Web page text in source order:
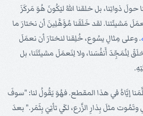
حولَ ذواتِنا، بل خلقنا اللهُ ليَكُونَ هُوَ مَركَزَ
مَشيئَتنا. لقد خَلَقَنا مُؤَهَّلِينَ أن نختارَ ما
. وعلى مِثالِ يسُوع، خُلِقنا لنختارَ أن نعمَلَ
لِنُمَجِّدَ أَنفُسَنا، ولا لِنَعمَلَ مشيئَتَنا، بل
إيَّاهُ في هذا المقطع. فهُوَ يَقُولُ لنا: "سوفَ
مثلَ بِذارِ الزَّرع، لكَي تأتِيَ بِثَمَر." بعدَ